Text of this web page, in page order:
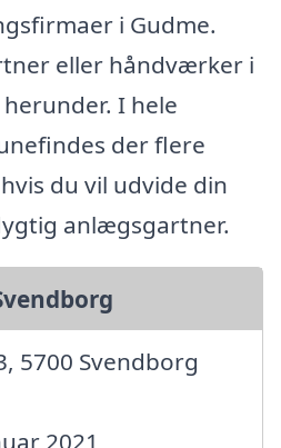
i Gudme.
eller håndværker i
I hele
der flere
du vil udvide din
anlægsgartner.
5700 Svendborg
2021,